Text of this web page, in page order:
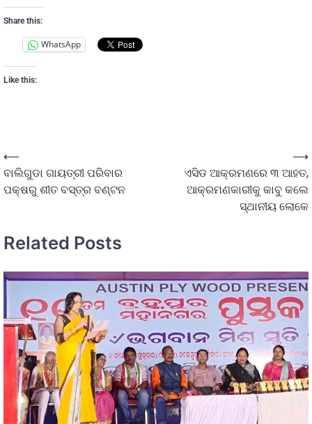
Share this:
WhatsApp
Like this:
⟵
ବାଲିଗୁଡା ଗାୟତ୍ରୀ ପରିବାର
ପକ୍ଷରୁ ଶୀତ ବସ୍ତ୍ର ବଣ୍ଟନ
ଏସିଡ ଆକ୍ରମଣରେ ୩ ଆହତ,
ଆକ୍ରମଣକାରୀକୁ କାବୁ କଲେ
ସ୍ଥାନୀୟ ଲୋକେ
⟶
Related Posts